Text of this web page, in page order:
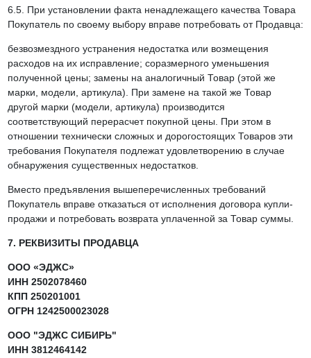
6.5. При установлении факта ненадлежащего качества Товара
Покупатель по своему выбору вправе потребовать от Продавца:
безвозмездного устранения недостатка или возмещения
расходов на их исправление; соразмерного уменьшения
полученной цены; замены на аналогичный Товар (этой же
марки, модели, артикула). При замене на такой же Товар
другой марки (модели, артикула) производится
соответствующий перерасчет покупной цены. При этом в
отношении технически сложных и дорогостоящих Товаров эти
требования Покупателя подлежат удовлетворению в случае
обнаружения существенных недостатков.
Вместо предъявления вышеперечисленных требований
Покупатель вправе отказаться от исполнения договора купли-
продажи и потребовать возврата уплаченной за Товар суммы.
7. РЕКВИЗИТЫ ПРОДАВЦА
ООО «ЭДЖС»
ИНН 2502078460
КПП 250201001
ОГРН 1242500023028
ООО "ЭДЖС СИБИРЬ"
ИНН 3812464142